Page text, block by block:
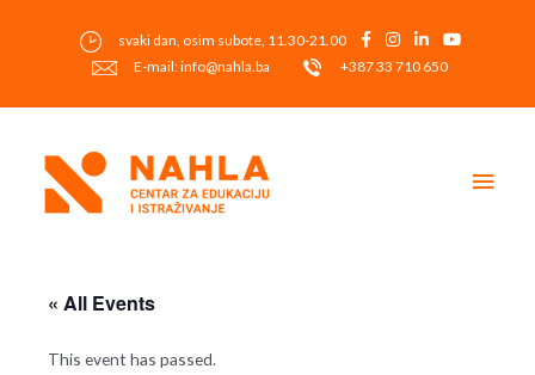
svaki dan, osim subote, 11.30-21.00
E-mail: info@nahla.ba
+387 33 710 650
« All Events
This event has passed.